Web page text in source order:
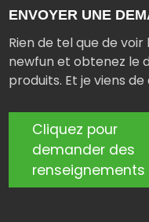
ENVOYER UNE
Rien de tel que de
newfun et obtenez le
produits. Et je viens
Cliquez pour
demander des
renseignements